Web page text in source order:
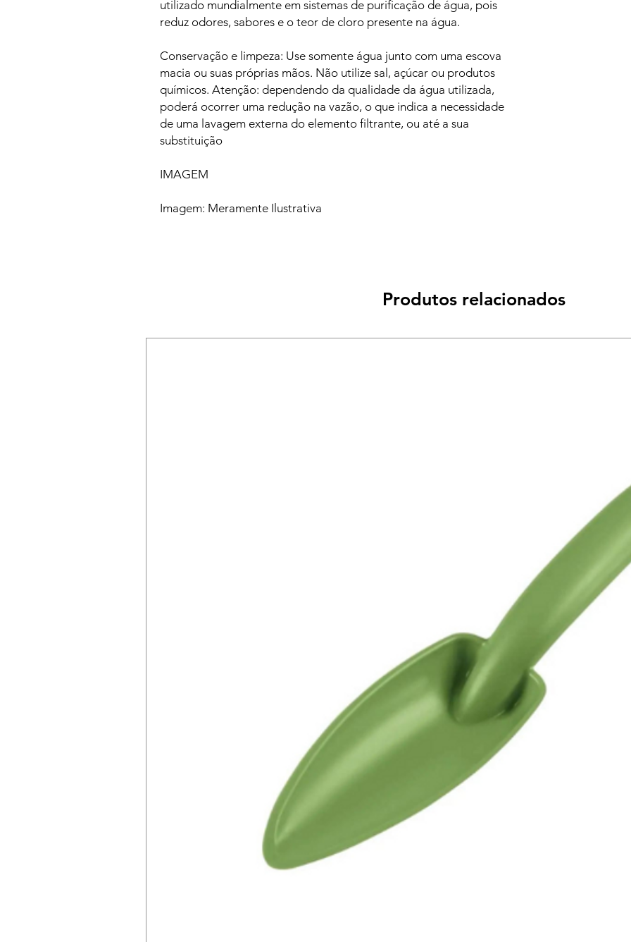
utilizado mundialmente em sistemas de purificação de água, pois
reduz odores, sabores e o teor de cloro presente na água.
Conservação e limpeza: Use somente água junto com uma escova
macia ou suas próprias mãos. Não utilize sal, açúcar ou produtos
químicos. Atenção: dependendo da qualidade da água utilizada,
poderá ocorrer uma redução na vazão, o que indica a necessidade
de uma lavagem externa do elemento filtrante, ou até a sua
substituição
IMAGEM
Imagem: Meramente Ilustrativa
Produtos relacionados